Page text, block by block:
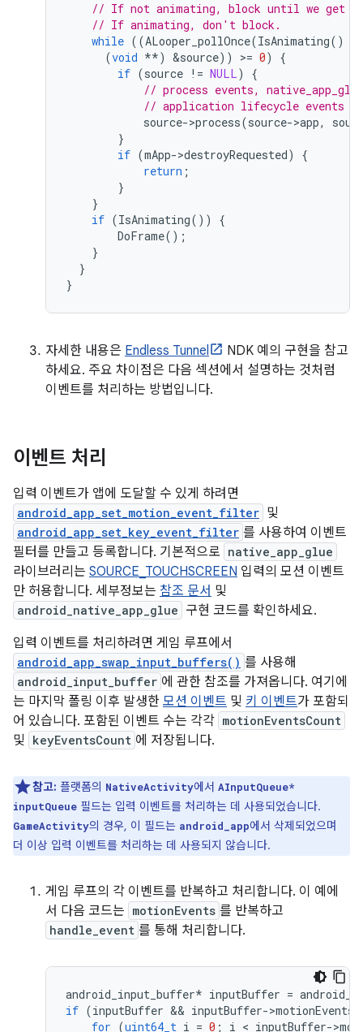
// If not animating, block until we get
// If animating, don't block.
while ((ALooper_pollOnce(IsAnimating()
(void **) &source)) >= 0)
{
if (source != NULL)
{
// process events,
// application lifecycle events to
source->process(source->app,
}
if (mApp->destroyRequested)
{
return ;
}
}
if (IsAnimating())
{
DoFrame();
}
}
}
자세한 내용은 Endless Tunnel
NDK 예의 구현을 참고
하세요. 주요 차이점은 다음 섹션에서 설명하는 것처럼
이벤트를 처리하는 방법입니다.
이벤트 처리
입력 이벤트가 앱에 도달할 수 있게 하려면
android_app_set_motion_event_filter 및
android_app_set_key_event_filter 를 사용하여 이벤트
필터를 만들고 등록합니다. 기본적으로 native_app_glue
라이브러리는 SOURCE_TOUCHSCREEN 입력의 모션 이벤트
만 허용합니다. 세부정보는 참조 문서 및
android_native_app_glue 구현 코드를 확인하세요.
입력 이벤트를 처리하려면 게임 루프에서
android_app_swap_input_buffers() 를 사용해
android_input_buffer 에 관한 참조를 가져옵니다. 여기에
는 마지막 폴링 이후 발생한 모션 이벤트 및 키 이벤트가 포함되
어 있습니다. 포함된 이벤트 수는 각각 motionEventsCount
및 keyEventsCount 에 저장됩니다.
참고: 플랫폼의 NativeActivity에서 AInputQueue*
inputQueue 필드는 입력 이벤트를 처리하는 데 사용되었습니다.
GameActivity의 경우, 이 필드는 android_app에서 삭제되었으며
더 이상 입력 이벤트를 처리하는 데 사용되지 않습니다.
게임 루프의 각 이벤트를 반복하고 처리합니다. 이 예에
서 다음 코드는 motionEvents 를 반복하고
handle_event 를 통해 처리합니다.
android_input_buffer* inputBuffer =
if (inputBuffer && inputBuffer->
for (uint64_t i = 0 ; i < inputBuffer->